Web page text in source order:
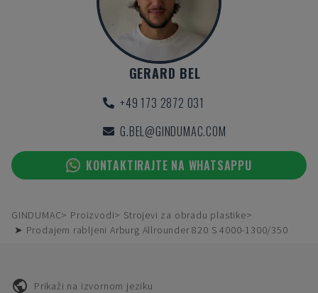
GERARD BEL
+49 173 2872 031
G.BEL@GINDUMAC.COM
KONTAKTIRAJTE NA WHATSAPPU
GINDUMAC Proizvodi
Strojevi za obradu plastike
➤ Prodajem rabljeni Arburg Allrounder 820 S 4000-1300/350
Prikaži na izvornom jeziku